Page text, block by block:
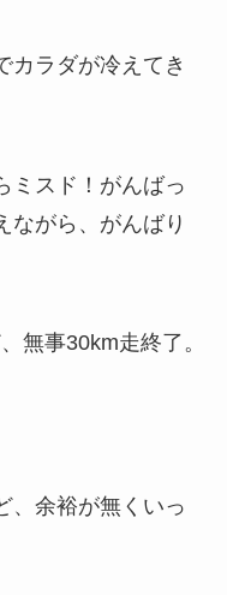
カラダが冷えてき
ミスド！がんばっ
ながら、がんばり
無事30km走終了。
、余裕が無くいっ